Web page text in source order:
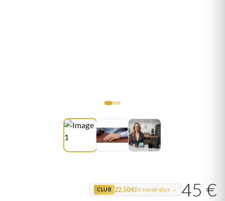
CLUB 22,50 €En savoir plus → 45 €